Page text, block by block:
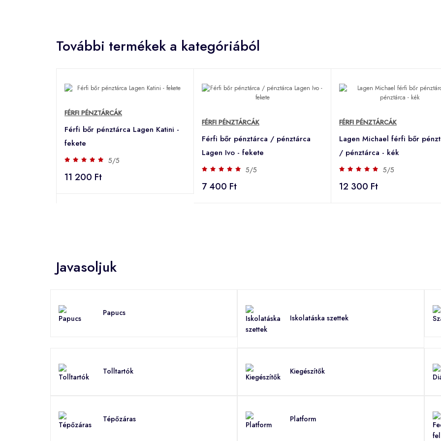
További termékek a kategóriából
FÉRFI PÉNZTÁRCÁK
Férfi bőr pénztárca Lagen Katini -
fekete
5/5
11 200 Ft
FÉRFI PÉNZTÁRCÁK
Férfi bőr pénztárca / pénztárca
Lagen Ivo - fekete
5/5
7 400 Ft
FÉRFI PÉNZTÁRCÁK
Lagen Michael férfi bőr
/ pénztárca - kék
5/5
12 300 Ft
Javasoljuk
Papucs
Iskolatáska szettek
Tolltartók Kiegészítők
Tépőzáras
Platform